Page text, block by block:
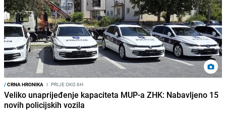
/CRNA HRONIKA I PRIJE OKO 6H
Veliko unaprijeđenje kapaciteta MUP-a ZHK: Nabavljeno 15
novih policijskih vozila